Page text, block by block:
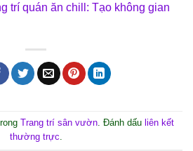
trí quán ăn chill: Tạo không gian
Trang trí sân vườn. Đánh dấu liên kết
thường trực.